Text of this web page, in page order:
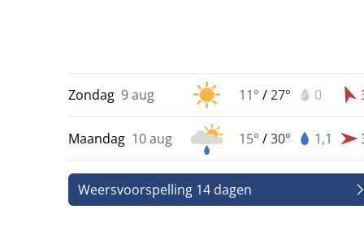
Zondag 9 aug 11° /27° 0
Maandag 10 aug 15° /30° 1,1
Weersvoorspelling 14 dagen